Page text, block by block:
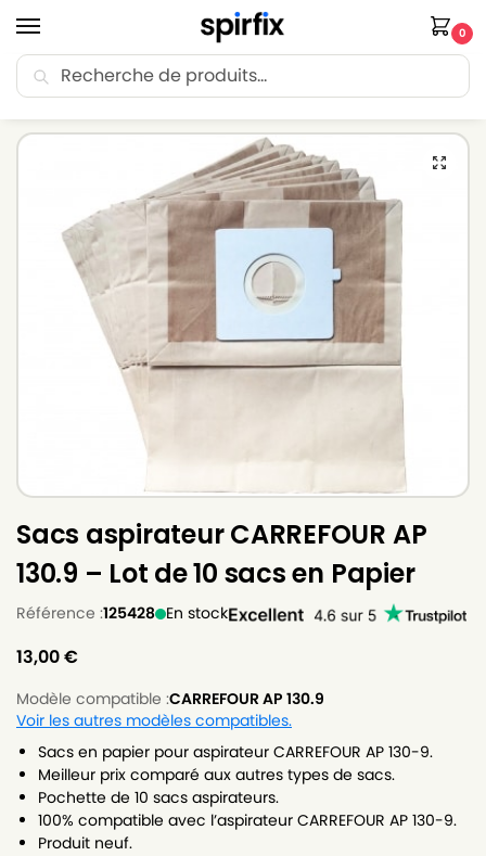
0
🚚 Livraison Point Relais offerte dès 30€ d’achat.
Sacs aspirateur CARREFOUR AP
130.9 – Lot de 10 sacs en Papier
Référence :125428 En stock
13,00€
Modèle compatible :CARREFOUR AP 130.9
Voir les autres modèles compatibles.
Sacs en papier pour aspirateur CARREFOUR AP 130-9.
Meilleur prix comparé aux autres types de sacs.
Pochette de 10 sacs aspirateurs.
100% compatible avec l’aspirateur CARREFOUR AP 130-9.
Produit neuf.